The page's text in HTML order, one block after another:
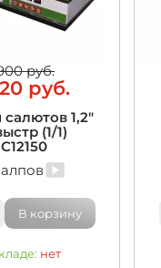
руб.
руб.
салютов 1,2"
(1/1)
В корзину
нет